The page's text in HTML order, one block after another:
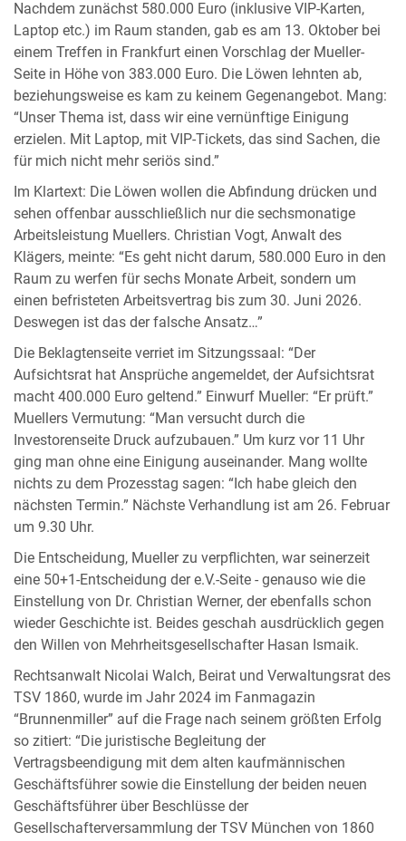
Nachdem zunächst 580.000 Euro (inklusive VIP-Karten,
Laptop etc.) im Raum standen, gab es am 13. Oktober bei
einem Treffen in Frankfurt einen Vorschlag der Mueller-
Seite in Höhe von 383.000 Euro. Die Löwen lehnten ab,
beziehungsweise es kam zu keinem Gegenangebot. Mang:
“Unser Thema ist, dass wir eine vernünftige Einigung
erzielen. Mit Laptop, mit VIP-Tickets, das sind Sachen, die
für mich nicht mehr seriös sind.”
Im Klartext: Die Löwen wollen die Abfindung drücken und
sehen offenbar ausschließlich nur die sechsmonatige
Arbeitsleistung Muellers. Christian Vogt, Anwalt des
Klägers, meinte: “Es geht nicht darum, 580.000 Euro in den
Raum zu werfen für sechs Monate Arbeit, sondern um
einen befristeten Arbeitsvertrag bis zum 30. Juni 2026.
Deswegen ist das der falsche Ansatz…”
Die Beklagtenseite verriet im Sitzungssaal: “Der
Aufsichtsrat hat Ansprüche angemeldet, der Aufsichtsrat
macht 400.000 Euro geltend.” Einwurf Mueller: “Er prüft.”
Muellers Vermutung: “Man versucht durch die
Investorenseite Druck aufzubauen.” Um kurz vor 11 Uhr
ging man ohne eine Einigung auseinander. Mang wollte
nichts zu dem Prozesstag sagen: “Ich habe gleich den
nächsten Termin.” Nächste Verhandlung ist am 26. Februar
um 9.30 Uhr.
Die Entscheidung, Mueller zu verpflichten, war seinerzeit
eine 50+1-Entscheidung der e.V.-Seite - genauso wie die
Einstellung von Dr. Christian Werner, der ebenfalls schon
wieder Geschichte ist. Beides geschah ausdrücklich gegen
den Willen von Mehrheitsgesellschafter Hasan Ismaik.
Rechtsanwalt Nicolai Walch, Beirat und Verwaltungsrat des
TSV 1860, wurde im Jahr 2024 im Fanmagazin
“Brunnenmiller” auf die Frage nach seinem größten Erfolg
so zitiert: “Die juristische Begleitung der
Vertragsbeendigung mit dem alten kaufmännischen
Geschäftsführer sowie die Einstellung der beiden neuen
Geschäftsführer über Beschlüsse der
Gesellschafterversammlung der TSV München von 1860